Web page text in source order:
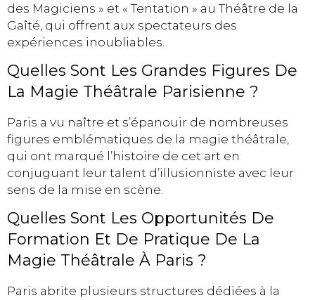
des Magiciens » et « Tentation » au Théâtre de la
Gaîté, qui offrent aux spectateurs des
expériences inoubliables.
Quelles Sont Les Grandes Figures De
La Magie Théâtrale Parisienne ?
Paris a vu naître et s’épanouir de nombreuses
figures emblématiques de la magie théâtrale,
qui ont marqué l’histoire de cet art en
conjuguant leur talent d’illusionniste avec leur
sens de la mise en scène.
Quelles Sont Les Opportunités De
Formation Et De Pratique De La
Magie Théâtrale À Paris ?
Paris abrite plusieurs structures dédiées à la